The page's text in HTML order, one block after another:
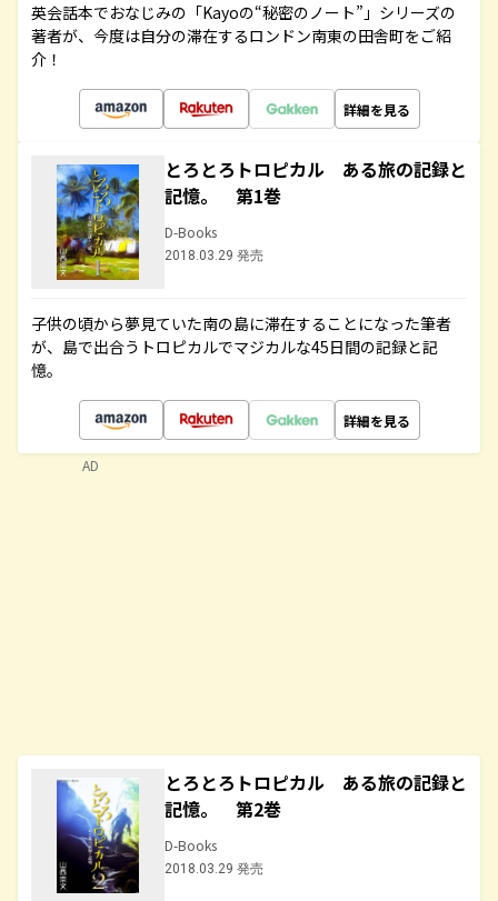
英会話本でおなじみの「Kayoの“秘密のノート”」シリーズの
著者が、今度は自分の滞在するロンドン南東の田舎町をご紹
介！
詳細を見る
とろとろトロピカル ある旅の記録と
記憶。 第1巻
D-Books
2018.03.29 発売
子供の頃から夢見ていた南の島に滞在することになった筆者
が、島で出合うトロピカルでマジカルな45日間の記録と記
憶。
詳細を見る
とろとろトロピカル ある旅の記録と
記憶。 第2巻
D-Books
2018.03.29 発売
AD